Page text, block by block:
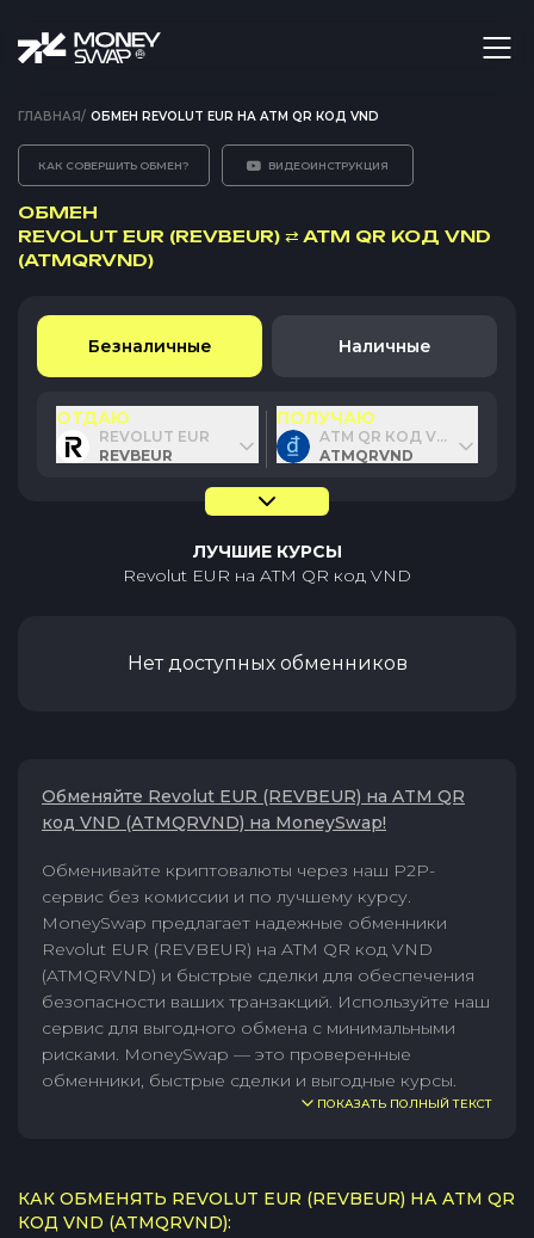
ГЛАВНАЯ/ ОБМЕН REVOLUT EUR НА ATM QR КОД VND
КАК СОВЕРШИТЬ ОБМЕН? ВИДЕОИНСТРУКЦИЯ
ОБМЕН
REVOLUT EUR (REVBEUR) ⇄ ATM QR КОД VND
(ATMQRVND)
Безналичные Наличные
ОТДАЮ
REVOLUT EUR
REVBEUR
ПОЛУЧАЮ
ATM QR КОД VND
ATMQRVND
ЛУЧШИЕ КУРСЫ
Revolut EUR на ATM QR код VND
Нет доступных обменников
Обменяйте Revolut EUR (REVBEUR) на ATM QR
код VND (ATMQRVND) на MoneySwap!
Обменивайте криптовалюты через наш P2P-
сервис без комиссии и по лучшему курсу.
MoneySwap предлагает надежные обменники
Revolut EUR (REVBEUR) на ATM QR код VND
(ATMQRVND) и быстрые сделки для обеспечения
безопасности ваших транзакций. Используйте наш
сервис для выгодного обмена с минимальными
рисками. MoneySwap — это проверенные
обменники, быстрые сделки и выгодные курсы.
ПОКАЗАТЬ ПОЛНЫЙ ТЕКСТ
КАК ОБМЕНЯТЬ REVOLUT EUR (REVBEUR) НА ATM QR
КОД VND (ATMQRVND):